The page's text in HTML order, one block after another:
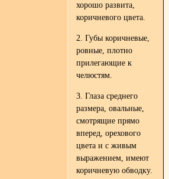
хорошо развита,
коричневого цвета.
2. Губы коричневые,
ровные, плотно
прилегающие к
челюстям.
3. Глаза среднего
размера, овальные,
смотрящие прямо
вперед, орехового
цвета и с живым
выражением, имеют
коричневую обводку.